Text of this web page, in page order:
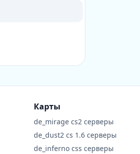
Карты
de_mirage cs2 серверы
de_dust2 cs 1.6 серверы
de_inferno css серверы